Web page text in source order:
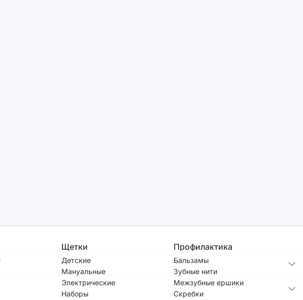
Щетки
Детские
Мануальные
Электрические
Наборы
Профилактика
Бальзамы
Зубные нити
Межзубные ершики
Скребки